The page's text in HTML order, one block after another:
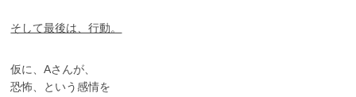
そして最後は、行動。
仮に、Aさんが、
恐怖、という感情を